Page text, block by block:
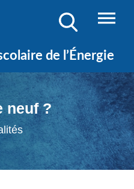
de l’Énergie
neuf ?